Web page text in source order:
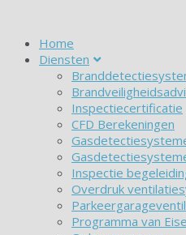
Home
Diensten
Inspectiecertificatie
CFD Berekeningen
Inspectie
Overdruk
Programma van